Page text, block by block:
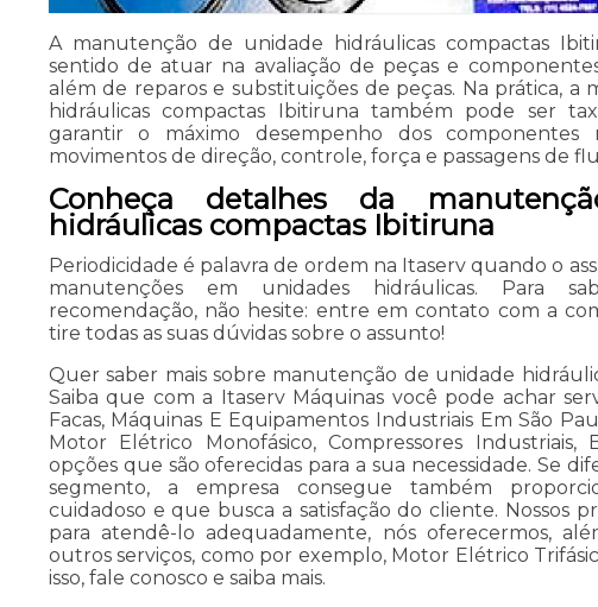
A manutenção de unidade hidráulicas compactas
sentido de atuar na avaliação de peças e
além de reparos e substituições de peças. Na prática, a
hidráulicas compactas Ibitiruna também pode ser
garantir o máximo desempenho dos componentes
movimentos de direção, controle, força e passagens de
Conheça detalhes da
hidráulicas compactas Ibitiruna
Periodicidade é palavra de ordem na Itaserv quando o
manutenções em unidades hidráulicas. Para
recomendação, não hesite: entre em contato com a
tire todas as suas dúvidas sobre o assunto!
Quer saber mais sobre manutenção de unidade
Saiba que com a Itaserv Máquinas você pode achar
Facas, Máquinas E Equipamentos Industriais Em São
Motor Elétrico Monofásico, Compressores Industriais,
opções que são oferecidas para a sua necessidade. Se
segmento, a empresa consegue também
cuidadoso e que busca a satisfação do cliente. Nossos
para atendê-lo adequadamente, nós oferecermos,
outros serviços, como por exemplo, Motor Elétrico
isso, fale conosco e saiba mais.